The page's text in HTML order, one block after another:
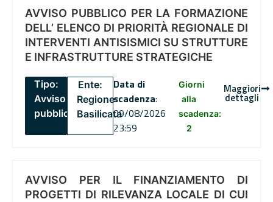
AVVISO PUBBLICO PER LA FORMAZIONE
DELL’ ELENCO DI PRIORITÀ REGIONALE DI
INTERVENTI ANTISISMICI SU STRUTTURE
E INFRASTRUTTURE STRATEGICHE
Tipo:
Avviso
pubblico
Ente:
Regione
Basilicata
Data di
scadenza:
09/08/2026
23:59
Giorni
alla
scadenza:
2
Maggiori
dettagli
AVVISO PER IL FINANZIAMENTO DI
PROGETTI DI RILEVANZA LOCALE DI CUI